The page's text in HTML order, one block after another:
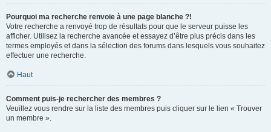
Pourquoi ma recherche renvoie à une page blanche ?!
Votre recherche a renvoyé trop de résultats pour que le serveur puisse les
afficher. Utilisez la recherche avancée et essayez d’être plus précis dans les
termes employés et dans la sélection des forums dans lesquels vous souhaitez
effectuer une recherche.
Haut
Comment puis-je rechercher des membres ?
Veuillez vous rendre sur la liste des membres puis cliquer sur le lien « Trouver
un membre ».